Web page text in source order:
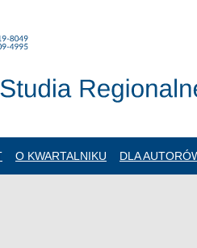
O KWARTALNIKU DLA